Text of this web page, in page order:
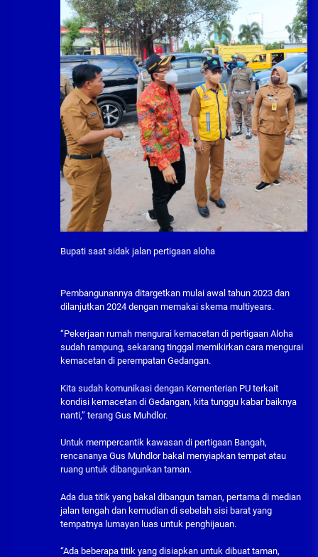
Bupati saat sidak jalan pertigaan aloha
Pembangunannya ditargetkan mulai awal tahun 2023 dan
dilanjutkan 2024 dengan memakai skema multiyears.
“Pekerjaan rumah mengurai kemacetan di pertigaan Aloha
sudah rampung, sekarang tinggal memikirkan cara mengurai
kemacetan di perempatan Gedangan.
Kita sudah komunikasi dengan Kementerian PU terkait
kondisi kemacetan di Gedangan, kita tunggu kabar baiknya
nanti,” terang Gus Muhdlor.
Untuk mempercantik kawasan di pertigaan Bangah,
rencananya Gus Muhdlor bakal menyiapkan tempat atau
ruang untuk dibangunkan taman.
Ada dua titik yang bakal dibangun taman, pertama di median
jalan tengah dan kemudian di sebelah sisi barat yang
tempatnya lumayan luas untuk penghijauan.
“Ada beberapa titik yang disiapkan untuk dibuat taman,